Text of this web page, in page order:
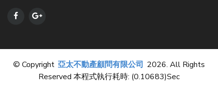
© Copyright 亞太不動產顧問有限公司 2026. All Rights
Reserved 本程式執行耗時: (0.10683)sec